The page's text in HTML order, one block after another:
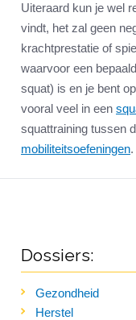
Uiteraard kun je wel
vindt, het zal geen
krachtprestatie of
waarvoor een
squat) is en je bent
vooral veel in een
squattraining tussen
mobiliteitsoefeningen.
Dossiers:
Gezondheid
Herstel